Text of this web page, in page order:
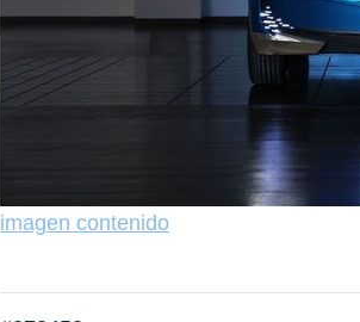
imagen contenido